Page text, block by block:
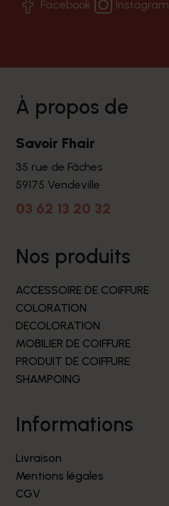
Facebook Instagram
à propos de
Savoir Fhair
35 rue de Fâches
59175 Vendeville
03 62 13 20 32
nos produits
ACCESSOIRE DE COIFFURE
COLORATION
DECOLORATION
MOBILIER DE COIFFURE
PRODUIT DE COIFFURE
SHAMPOING
informations
Livraison
Mentions légales
CGV